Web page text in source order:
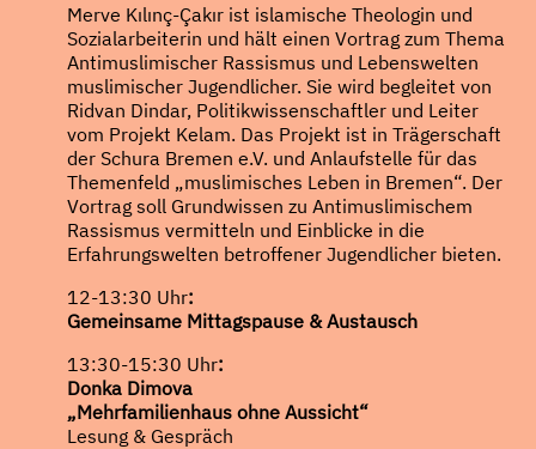
Merve Kılınç-Çakır ist islamische Theologin und
Sozialarbeiterin und hält einen Vortrag zum Thema
Antimuslimischer Rassismus und Lebenswelten
muslimischer Jugendlicher. Sie wird begleitet von
Ridvan Dindar, Politikwissenschaftler und Leiter
vom Projekt Kelam. Das Projekt ist in Trägerschaft
der Schura Bremen e.V. und Anlaufstelle für das
Themenfeld „muslimisches Leben in Bremen“. Der
Vortrag soll Grundwissen zu Antimuslimischem
Rassismus vermitteln und Einblicke in die
Erfahrungswelten betroffener Jugendlicher bieten.
12-13:30 Uhr:
Gemeinsame Mittagspause & Austausch
13:30-15:30 Uhr:
Donka Dimova
„Mehrfamilienhaus ohne Aussicht“
Lesung & Gespräch